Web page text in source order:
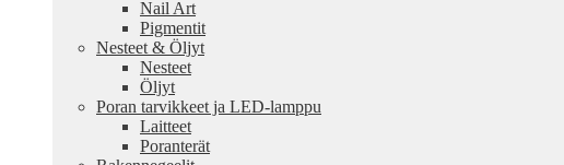
Nail Art
Pigmentit
Nesteet & Öljyt
Nesteet
Öljyt
Poran tarvikkeet ja LED-lamppu
Laitteet
Poranterät